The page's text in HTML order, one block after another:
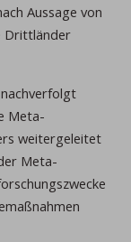
Aussage von
Drittländer
Meta-
weitergeleitet
Meta-